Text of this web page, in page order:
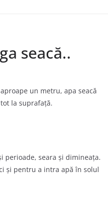
seacă..
un metru, apa seacă
la suprafață.
perioade, seara și dimineața.
și pentru a intra apă în solul